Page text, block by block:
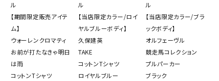
ル
【期間限定販売アイテ
ム】
ウォーレンクロマティ
お前が打たなきゃ明日
は雨
コットンTシャツ
ル
【当店限定カラー/ロイ
ヤルブルーボディ】
久保建英
TAKE
コットンTシャツ
ロイヤルブルー
ル
【当店限定カラー/ブラ
ックボディ】
オルフェーヴル
競走馬コレクション
プルパーカー
ブラック